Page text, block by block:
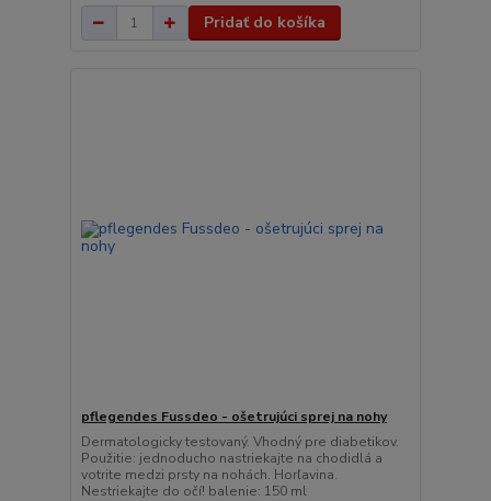
Pridať do košíka
pflegendes Fussdeo - ošetrujúci sprej na nohy
Dermatologicky testovaný. Vhodný pre diabetikov.
Použitie: jednoducho nastriekajte na chodidlá a
votrite medzi prsty na nohách. Horľavina.
Nestriekajte do očí! balenie: 150 ml